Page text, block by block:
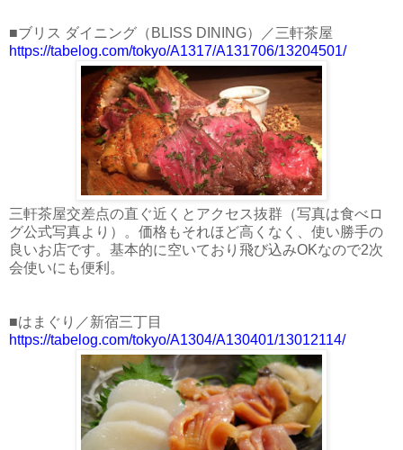
■ブリス ダイニング（BLISS DINING）／三軒茶屋
https://tabelog.com/tokyo/A1317/A131706/13204501/
三軒茶屋交差点の直ぐ近くとアクセス抜群（写真は食べロ
グ公式写真より）。価格もそれほど高くなく、使い勝手の
良いお店です。基本的に空いており飛び込みOKなので2次
会使いにも便利。
■はまぐり／新宿三丁目
https://tabelog.com/tokyo/A1304/A130401/13012114/